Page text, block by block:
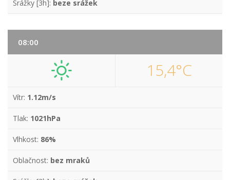
Srážky [3h]: beze srážek
08:00
15,4°C
Vítr: 1.12m/s
Tlak: 1021hPa
Vlhkost: 86%
Oblačnost: bez mraků